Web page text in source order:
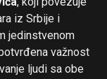
iz Srbije i
jedinstvenom
važnost
ljudi sa obe